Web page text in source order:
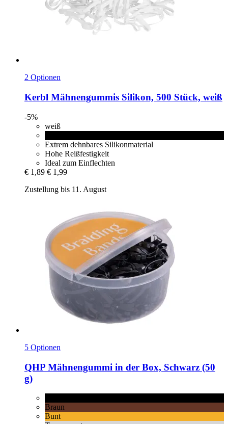
2 Optionen
Kerbl Mähnengummis Silikon, 500 Stück, weiß
-5%
weiß
Extrem dehnbares Silikonmaterial
Hohe Reißfestigkeit
Ideal zum Einflechten
€ 1,89 € 1,99
Zustellung bis 11. August
5 Optionen
QHP Mähnengummi in der Box, Schwarz (50
g)
Braun
Bunt